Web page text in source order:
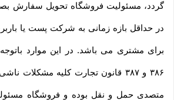
گردد، مسئولیت فروشگاه تحویل سفارش
در حداقل بازه زمانی به شرکت پست یا
برای مشتری می باشد. در این موارد باتوجه
۳۸۶ و ۳۸۷ قانون تجارت کلیه مشکلات
متصدی حمل و نقل بوده و فروشگاه